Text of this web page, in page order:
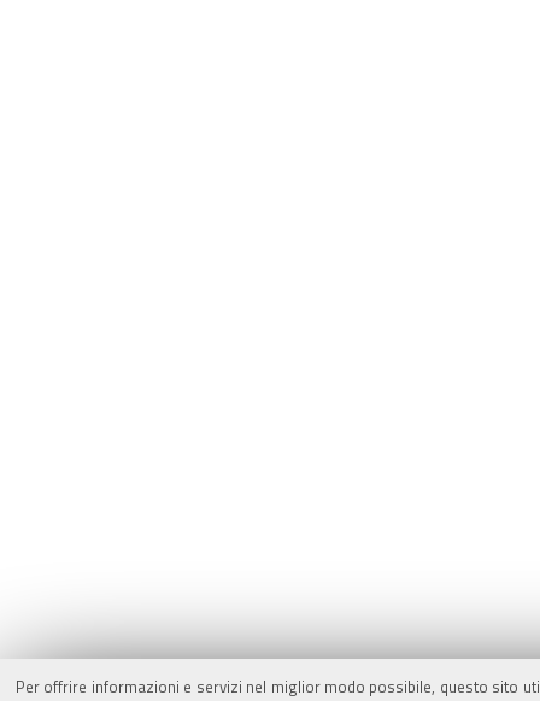
Per offrire informazioni e servizi nel miglior modo possibile, questo sito